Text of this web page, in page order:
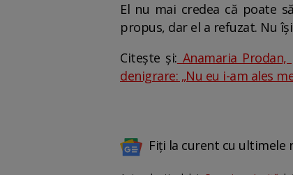
El nu mai credea că poate
propus, dar el a refuzat. Nu
Citește și: Anamaria
denigrare: „Nu eu i-am ales
Fiți la curent cu ultimele